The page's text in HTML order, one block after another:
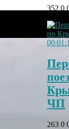
352 0
ЧП
263 0